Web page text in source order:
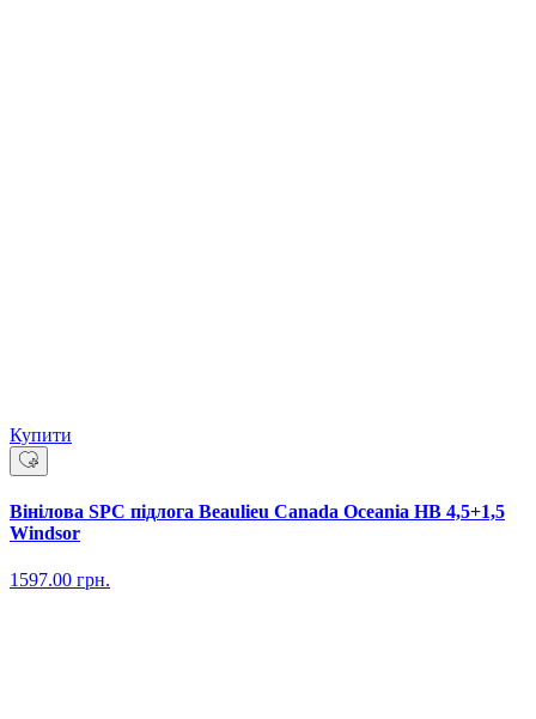
Купити
Вінілова SPC підлога Beaulieu Canada Oceania HB 4,5+1,5
Windsor
1597.00 грн.